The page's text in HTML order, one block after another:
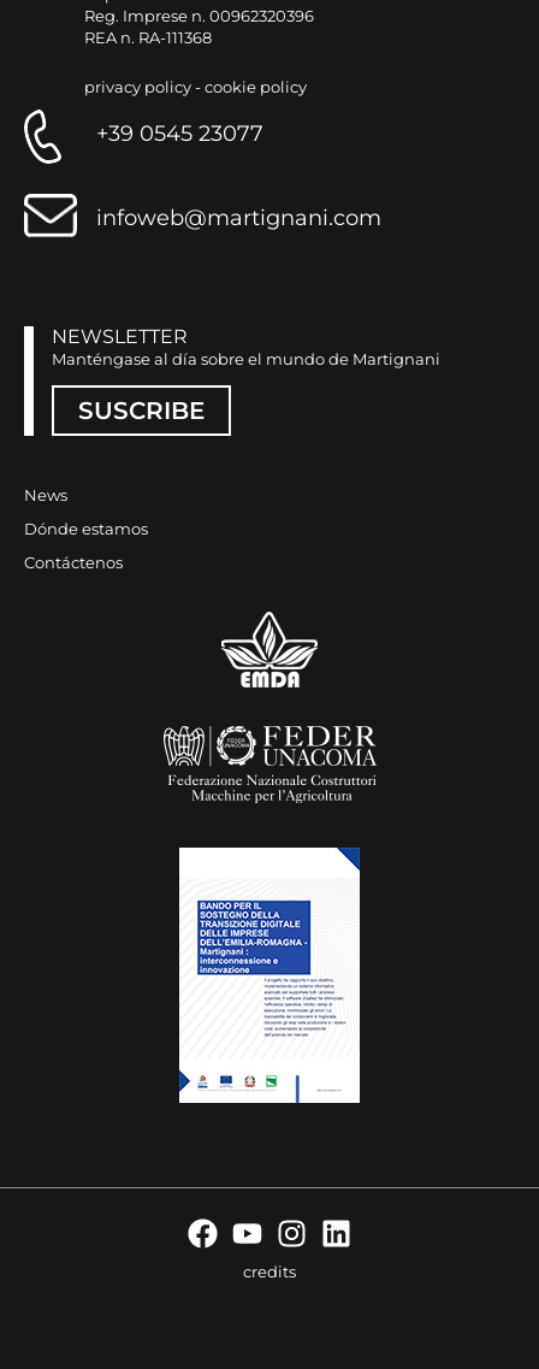
Reg. Imprese n. 00962320396
REA n. RA-111368
privacy policy-cookie policy
+39 0545 23077
infoweb@martignani.com
NEWSLETTER
Manténgase al día sobre el mundo de Martignani
SUSCRIBE
News
Dónde estamos
Contáctenos
credits